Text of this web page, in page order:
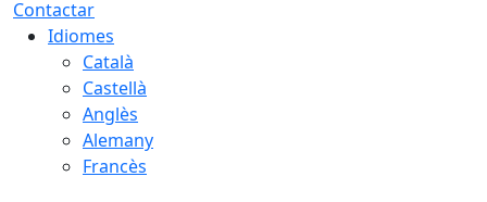
Contactar
Idiomes
Català
Castellà
Anglès
Alemany
Francès